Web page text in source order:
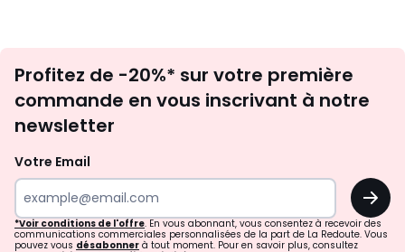
newsletter
Profitez de -20%* sur votre première
commande en vous inscrivant à notre
newsletter
Votre Email
OK
*Voir conditions de l'offre. En vous abonnant, vous consentez à recevoir des
communications commerciales personnalisées de la part de La Redoute. Vous
pouvez vous désabonner à tout moment. Pour en savoir plus, consultez